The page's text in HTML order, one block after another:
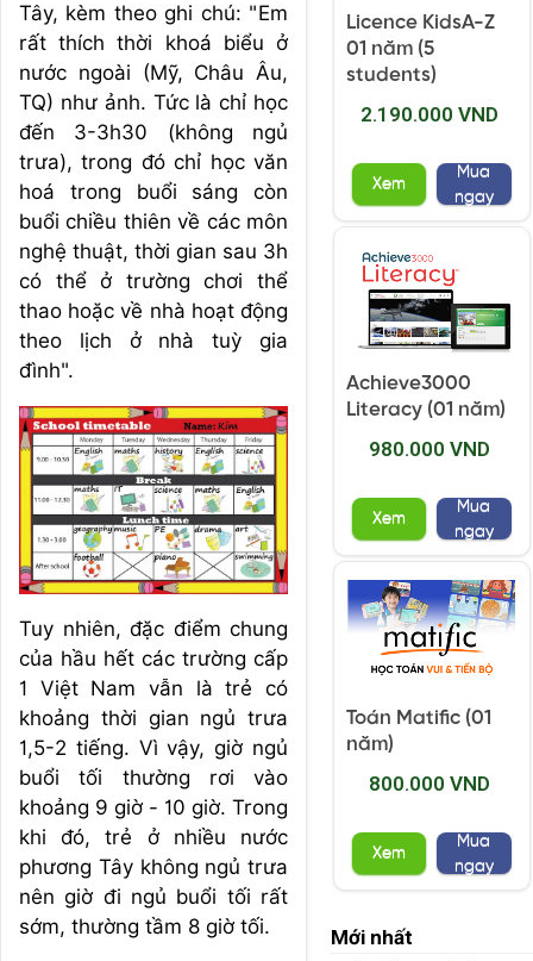
Tây, kèm theo ghi chú: "Em
rất thích thời khoá biểu ở
nước ngoài (Mỹ, Châu Âu,
TQ) như ảnh. Tức là chỉ học
đến 3-3h30 (không ngủ
trưa), trong đó chỉ học văn
hoá trong buổi sáng còn
buổi chiều thiên về các môn
nghệ thuật, thời gian sau 3h
có thể ở trường chơi thể
thao hoặc về nhà hoạt động
theo lịch ở nhà tuỳ gia
đình".
Tuy nhiên, đặc điểm chung
của hầu hết các trường cấp
1 Việt Nam vẫn là trẻ có
khoảng thời gian ngủ trưa
1,5-2 tiếng. Vì vậy, giờ ngủ
buổi tối thường rơi vào
khoảng 9 giờ - 10 giờ. Trong
khi đó, trẻ ở nhiều nước
phương Tây không ngủ trưa
nên giờ đi ngủ buổi tối rất
sớm, thường tầm 8 giờ tối.
Licence KidsA-Z
01 năm (5
students)
2.190.000 VND
Xem
Mua
ngay
Achieve3000
Literacy (01 năm)
980.000 VND
Xem
Mua
ngay
Toán Matific (01
năm)
800.000 VND
Xem
Mua
ngay
Mới nhất